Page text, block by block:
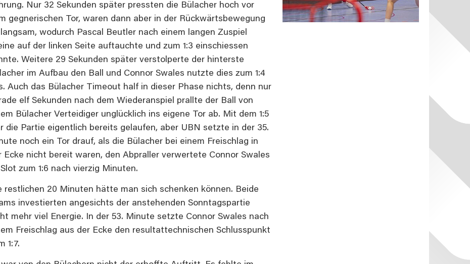
Nur 32 Sekunden später pressten die Bülacher hoch vor
gegnerischen Tor, waren dann aber in der Rückwärtsbewegung
wodurch Pascal Beutler nach einem langen Zuspiel
auf der linken Seite auftauchte und zum 1:3 einschiessen
Weitere 29 Sekunden später verstolperte der hinterste
im Aufbau den Ball und Connor Swales nutzte dies zum 1:4
Auch das Bülacher Timeout half in dieser Phase nichts, denn nur
elf Sekunden nach dem Wiederanspiel prallte der Ball von
Bülacher Verteidiger unglücklich ins eigene Tor ab. Mit dem 1:5
die Partie eigentlich bereits gelaufen, aber UBN setzte in der 35.
noch ein Tor drauf, als die Bülacher bei einem Freischlag in
Ecke nicht bereit waren, den Abpraller verwertete Connor Swales
zum 1:6 nach vierzig Minuten.
restlichen 20 Minuten hätte man sich schenken können. Beide
investierten angesichts der anstehenden Sonntagspartie
mehr viel Energie. In der 53. Minute setzte Connor Swales nach
Freischlag aus der Ecke den resultattechnischen Schlusspunkt
1:7.